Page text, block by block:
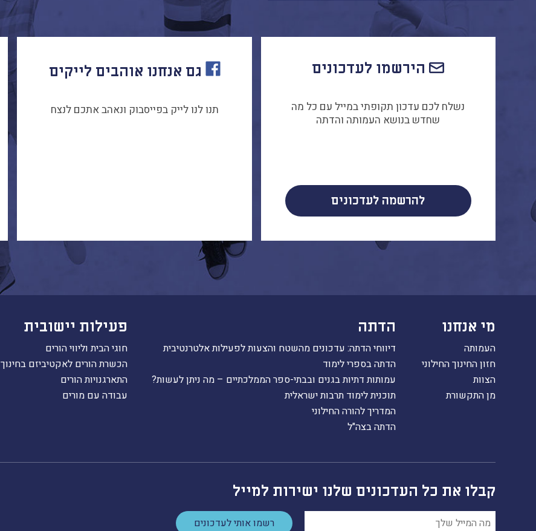
הירשמו לעדכונים
נשלח לכם עדכון תקופתי במייל עם כל מה
שחדש בנושא העמותה והדתה
להרשמה לעדכונים
גם אנחנו אוהבים לייקים
תנו לנו לייק בפייסבוק ונאהב אתכם לנצח
מי אנחנו
העמותה
חזון החינוך החילוני
הצוות
מן התקשורת
הדתה
דיווחי הדתה: עדכונים מהשטח והצעות לפעילות אלטרנטיבית
הדתה בספרי לימוד
עמותות דתיות בגנים ובבתי-ספר הממלכתיים – מה ניתן לעשות?
תוכנית לימוד תרבות ישראלית
המדריך להורה החילוני
הדתה בצה"ל
פעילות יישובית
חוגי הבית וליווי הורים
הכשרת הורים לאקטיביזם בחינוך
התארגנויות הורים
עבודה עם מורים
קבלו את כל העדכונים שלנו ישירות למייל
רשמו אותי לעדכונים